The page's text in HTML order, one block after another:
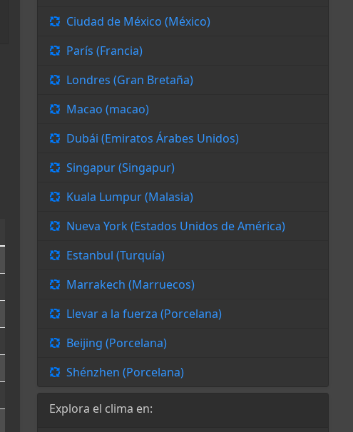
Ciudad de México (México)
París (Francia)
Londres (Gran Bretaña)
Macao (macao)
Dubái (Emiratos Árabes Unidos)
Singapur (Singapur)
Kuala Lumpur (Malasia)
Nueva York (Estados Unidos de América)
Estanbul (Turquía)
Marrakech (Marruecos)
Llevar a la fuerza (Porcelana)
Beijing (Porcelana)
Shénzhen (Porcelana)
Explora el clima en: